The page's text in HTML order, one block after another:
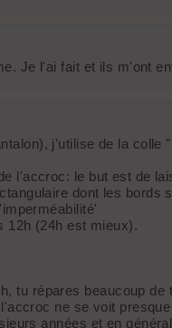
Je l'ai fait et ils m'ont
j'utilise de la colle
l'accroc: le but est de
dont les
12h (24h est mieux).
tu répares beaucoup de
ne se voit
années et en